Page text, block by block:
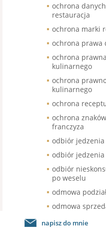
ochrona
restauracja
ochrona marki
ochrona prawa
ochrona
kulinarnego
ochrona
kulinarnego
ochrona
ochrona
franczyza
odbiór jedzenia
odbiór
odbiór
po weselu
odmowa
odmowa
odroczenie
napisz do mnie